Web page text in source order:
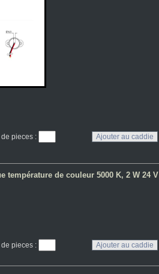
de pieces:
température de couleur 5000 K, 2 W 24 V
de pieces: